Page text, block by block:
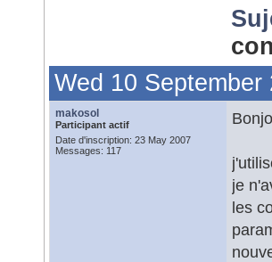
Wed 10 September
makosol
Participant actif
Date d'inscription: 23 May 2007
Messages: 117
je
les